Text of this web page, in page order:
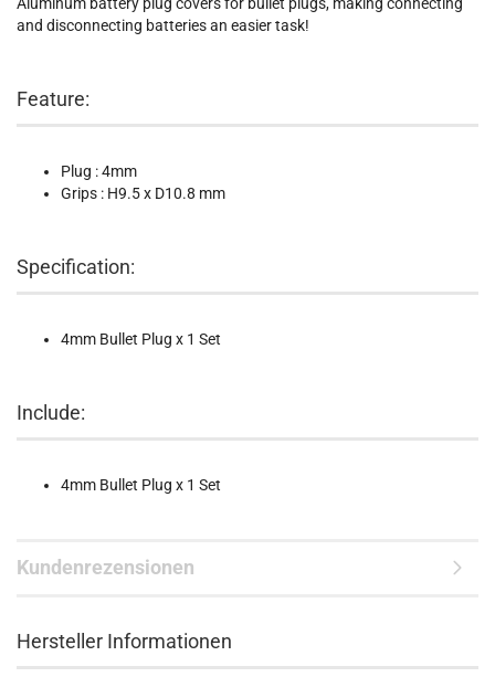
and disconnecting batteries an easier task!
Feature:
Plug : 4mm
Grips : H9.5 x D10.8 mm
Specification:
4mm Bullet Plug x 1 Set
Include:
4mm Bullet Plug x 1 Set
Kundenrezensionen
Hersteller Informationen